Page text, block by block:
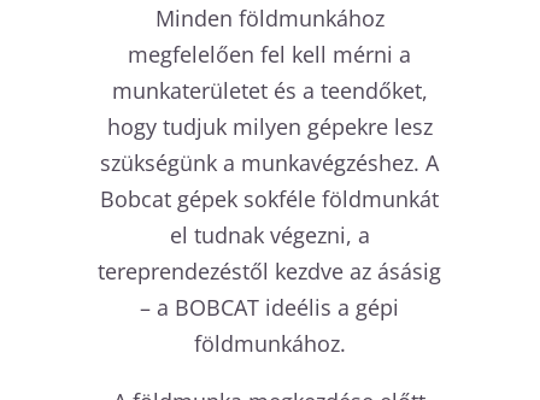
Minden földmunkához
megfelelően fel kell mérni a
munkaterületet és a teendőket,
hogy tudjuk milyen gépekre lesz
szükségünk a munkavégzéshez. A
Bobcat gépek sokféle földmunkát
el tudnak végezni, a
tereprendezéstől kezdve az ásásig
– a BOBCAT ideélis a gépi
földmunkához.